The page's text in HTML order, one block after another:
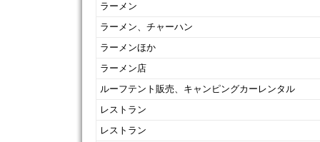
ラーメン
ラーメン、チャーハン
ラーメンほか
ラーメン店
ルーフテント販売、キャンピングカーレンタル
レストラン
レストラン